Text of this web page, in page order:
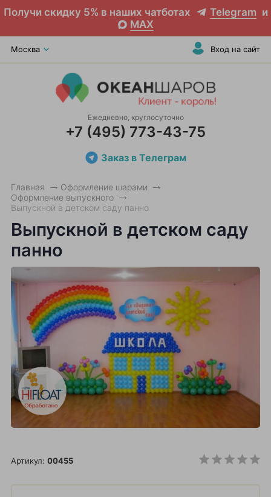
Получи скидку 5% в наших чатботах Telegram и
MAX
Москва Вход на сайт
Ежедневно, круглосуточно
+7 (495) 773-43-75
Заказ в Телеграм
Главная
Оформление шарами
Оформление выпускного
Выпускной в детском саду панно
Выпускной в детском саду
панно
Артикул: 00455